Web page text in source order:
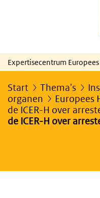
Expertisecentrum
Start Thema's
organen
Europees
de ICER-H over
de ICER-H over